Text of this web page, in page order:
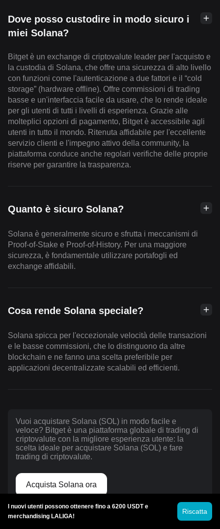
Dove posso custodire in modo sicuro i
miei Solana?
Bitget è un exchange di criptovalute leader per l'acquisto e
la custodia di Solana, che offre una sicurezza di alto livello
con funzioni come l'autenticazione a due fattori e il “cold
storage” (hardware offline). Offre commissioni di trading
basse e un'interfaccia facile da usare, che lo rende ideale
per gli utenti di tutti i livelli di esperienza. Grazie alle
molteplici opzioni di pagamento, Bitget è accessibile agli
utenti in tutto il mondo. Ritenuta affidabile per l'eccellente
servizio clienti e l'impegno attivo della community, la
piattaforma conduce anche regolari verifiche delle proprie
riserve per garantire la trasparenza.
Quanto è sicuro Solana?
Solana è generalmente sicuro e sfrutta i meccanismi di
Proof-of-Stake e Proof-of-History. Per una maggiore
sicurezza, è fondamentale utilizzare portafogli ed
exchange affidabili.
Cosa rende Solana speciale?
Solana spicca per l'eccezionale velocità delle transazioni
e le basse commissioni, che lo distinguono da altre
blockchain e ne fanno una scelta preferibile per
applicazioni decentralizzate scalabili ed efficienti.
Vuoi acquistare Solana (SOL) in modo facile e
veloce? Bitget è una piattaforma globale di trading di
criptovalute con la migliore esperienza utente: la
scelta ideale per acquistare Solana (SOL) e fare
trading di criptovalute.
Acquista Solana ora
Le attività di investimento in criptovalute, compreso
I nuovi utenti possono ottenere fino a 6200 USDT e
merchandising LALIGA!
Riscatta